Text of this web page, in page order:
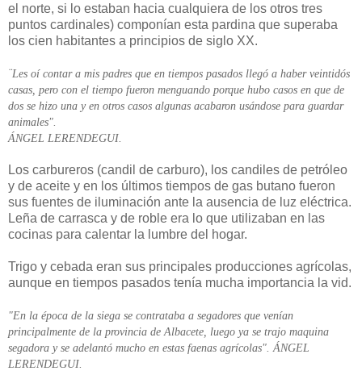
el norte, si lo estaban hacia cualquiera de los otros tres
puntos cardinales) componían esta pardina que superaba
los cien habitantes a principios de siglo XX.
¨Les oí contar a mis padres que en tiempos pasados llegó a haber veintidós
casas, pero con el tiempo fueron menguando porque hubo casos en que de
dos se hizo una y en otros casos algunas acabaron usándose para guardar
animales".
ÁNGEL LERENDEGUI.
Los carbureros (candil de carburo), los candiles de petróleo
y de aceite y en los últimos tiempos de gas butano fueron
sus fuentes de iluminación ante la ausencia de luz eléctrica.
Leña de carrasca y de roble era lo que utilizaban en las
cocinas para calentar la lumbre del hogar.
Trigo y cebada eran sus principales producciones agrícolas,
aunque en tiempos pasados tenía mucha importancia la vid.
"En la época de la siega se contrataba a segadores que venían
principalmente de la provincia de Albacete, luego ya se trajo maquina
segadora y se adelantó mucho en estas faenas agrícolas". ÁNGEL
LERENDEGUI.